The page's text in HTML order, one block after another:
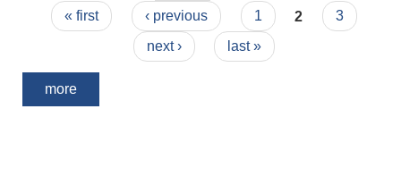
Pages
« first ‹ previous 1 2
3
next ›
last »
more